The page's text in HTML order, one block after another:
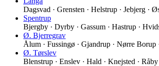
Dagsvad · Grensten · Helstrup · Jebjerg ·
Spentrup
Bjergby · Dyrby · Gassum · Hastrup ·
Ø. Bjerregrav
Ålum · Fussingø · Gjandrup · Nørre Borup
Ø. Tørslev
Blenstrup · Enslev · Hald · Knejsted ·